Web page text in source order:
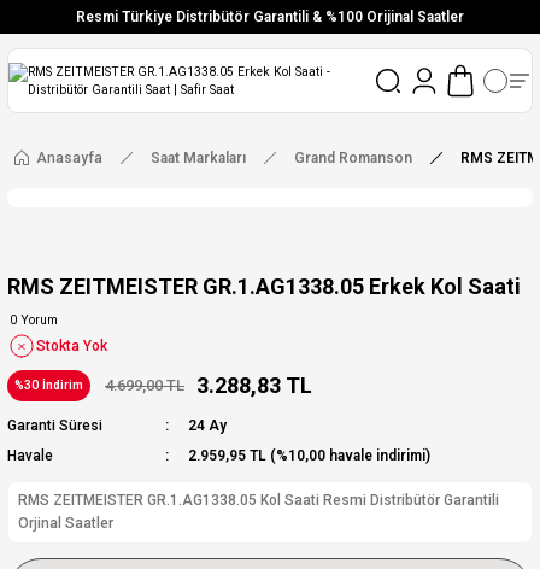
Resmi Türkiye Distribütör Garantili & %100 Orijinal Saatler
Vade Farksız 6 Taksit
Aynı Gün Stoktan Gönderim
Ücretsiz Kargo
Anasayfa Saat Markaları Grand Romanson RMS
RMS ZEITMEISTER GR.1.AG1338.05 Erkek Kol Saati
0 Yorum
Stokta Yok
%30 İndirim 4.699,00 TL 3.288,83 TL
Garanti Süresi
24 Ay
Havale
2.959,95 TL (%10,00 havale indirimi)
RMS ZEITMEISTER GR.1.AG1338.05 Kol Saati Resmi Distribütör Garantili
Orjinal Saatler